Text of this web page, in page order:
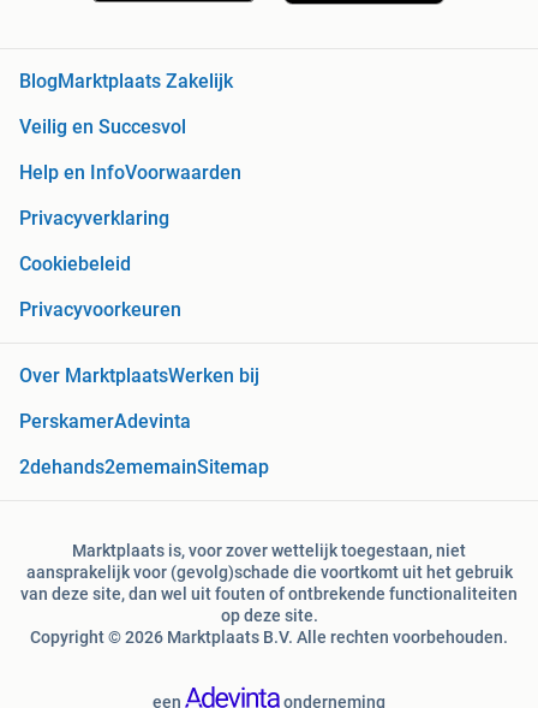
BlogMarktplaats Zakelijk
Veilig en Succesvol
Help en InfoVoorwaarden
Privacyverklaring
Cookiebeleid
Privacyvoorkeuren
Over MarktplaatsWerken bij
PerskamerAdevinta
2dehands2ememainSitemap
Marktplaats is, voor zover wettelijk toegestaan, niet
aansprakelijk voor (gevolg)schade die voortkomt uit het gebruik
van deze site, dan wel uit fouten of ontbrekende functionaliteiten
op deze site.
Copyright © 2026 Marktplaats B.V. Alle rechten voorbehouden.
een onderneming